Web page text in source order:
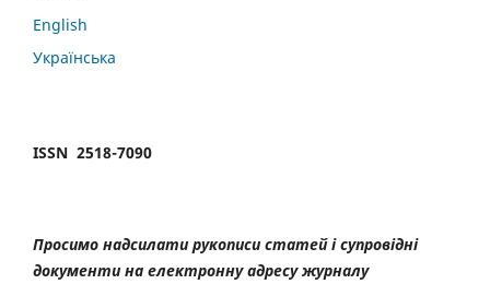
English
Українська
ISSN 2518-7090
Просимо надсилати рукописи статей і супровідні
документи на електронну адресу журналу